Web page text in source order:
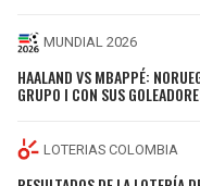
MUNDIAL 2026
HAALAND VS MBAPPÉ:
GRUPO I CON SUS
LOTERIAS COLOMBIA